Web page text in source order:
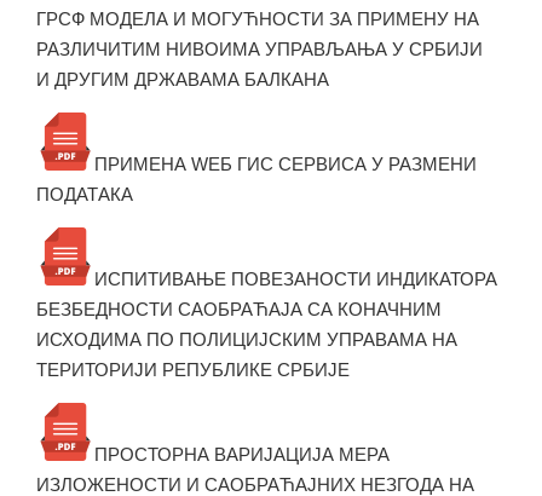
ГРСФ МОДЕЛА И МОГУЋНОСТИ ЗА ПРИМЕНУ НА
РАЗЛИЧИТИМ НИВОИМА УПРАВЉАЊА У СРБИЈИ
И ДРУГИМ ДРЖАВАМА БАЛКАНА
ПРИМЕНА WЕБ ГИС СЕРВИСА У РАЗМЕНИ
ПОДАТАКА
ИСПИТИВАЊЕ ПОВЕЗАНОСТИ ИНДИКАТОРА
БЕЗБЕДНОСТИ САОБРАЋАЈА СА КОНАЧНИМ
ИСХОДИМА ПО ПОЛИЦИЈСКИМ УПРАВАМА НА
ТЕРИТОРИЈИ РЕПУБЛИКЕ СРБИЈЕ
ПРОСТОРНА ВАРИЈАЦИЈА МЕРА
ИЗЛОЖЕНОСТИ И САОБРАЋАЈНИХ НЕЗГОДА НА